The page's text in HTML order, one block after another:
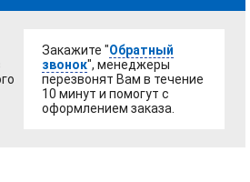
Закажите "Обратный
звонок", менеджеры
перезвонят Вам в течение
10 минут и помогут с
оформлением заказа.